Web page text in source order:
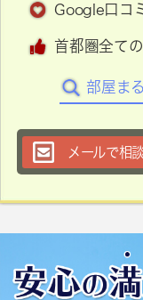
Google口コ
首都圏全て
部屋ま
メールで相